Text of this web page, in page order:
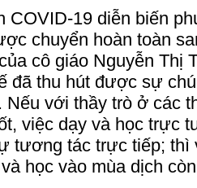
COVID-19 diễn biến
chuyển hoàn toàn
cô giáo Nguyễn Thị
đã thu hút được sự
Nếu với thầy trò ở các
việc dạy và học trực
tương tác trực tiếp; thì
học vào mùa dịch